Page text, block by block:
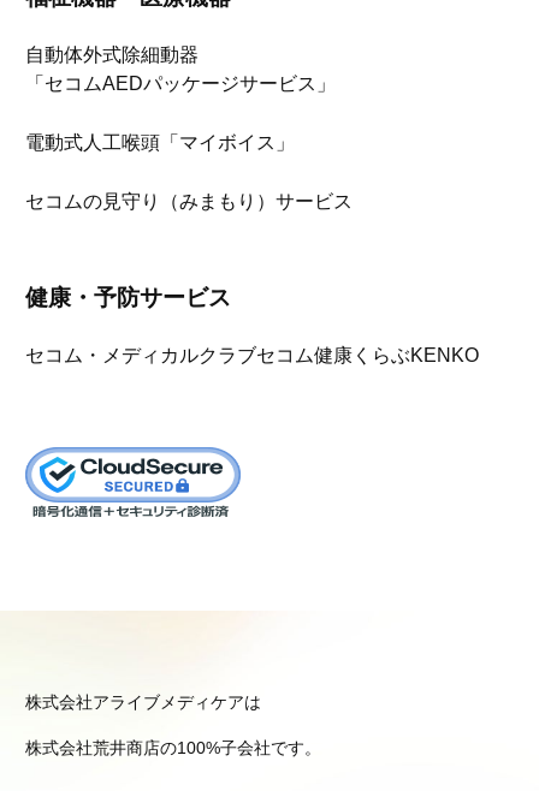
自動体外式除細動器
「セコムAEDパッケージサービス」
電動式人工喉頭「マイボイス」
セコムの見守り（みまもり）サービス
健康・予防サービス
セコム・メディカルクラブセコム健康くらぶKENKO
株式会社アライブメディケアは
株式会社荒井商店の100%子会社です。